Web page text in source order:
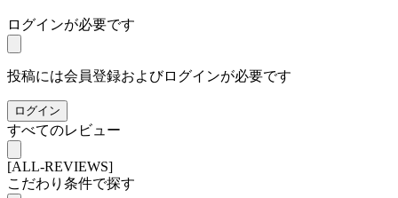
ログインが必要です
投稿には会員登録およびログインが必要です
ログイン
すべてのレビュー
[ALL-REVIEWS]
こだわり条件で探す